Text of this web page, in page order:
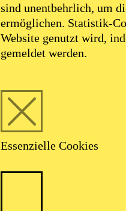
sind unentbehrlich, um
ermöglichen. Statistik-
Website genutzt wird,
gemeldet werden.
Essenzielle Cookies